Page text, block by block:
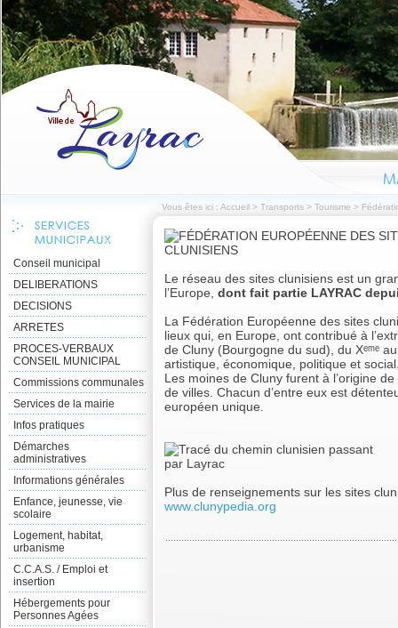
Vous êtes ici : Accueil > Transports > Tourisme >
Conseil municipal
DELIBERATIONS
DECISIONS
ARRETES
PROCES-VERBAUX
CONSEIL MUNICIPAL
Commissions communales
Services de la mairie
Infos pratiques
Démarches
administratives
Informations générales
Enfance, jeunesse, vie
scolaire
Logement, habitat,
urbanisme
C.C.A.S. / Emploi et
insertion
Hébergements pour
Personnes Agées
Le réseau des sites clunisiens est un
l’Europe, dont fait partie LAYRAC
La Fédération Européenne des sites
lieux qui, en Europe, ont contribué à
de Cluny (Bourgogne du sud), du Xᵉᵐᵉ
artistique, économique, politique et
Les moines de Cluny furent à l’origine
de villes. Chacun d’entre eux est
européen unique.
Plus de renseignements sur les sites
www.clunypedia.org